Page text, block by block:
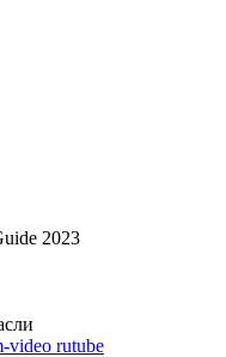
2023
video rutube